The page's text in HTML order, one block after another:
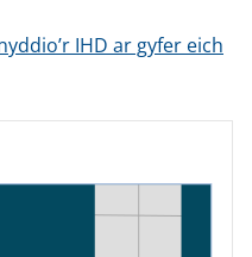
IHD ar gyfer eich